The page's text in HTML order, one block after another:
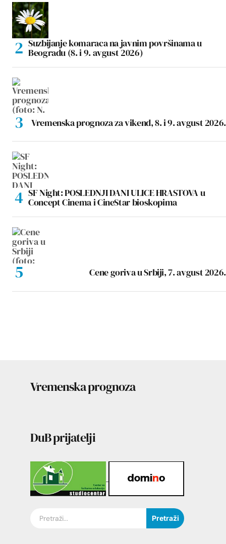
Suzbijanje komaraca na javnim površinama u
Beogradu (8. i 9. avgust 2026)
Vremenska prognoza za vikend, 8. i 9. avgust 2026.
SF Night: POSLEDNJI DANI ULICE HRASTOVA u
Concept Cinema i CineStar bioskopima
Cene goriva u Srbiji, 7. avgust 2026.
Vremenska prognoza
DuB prijatelji
Pretraži